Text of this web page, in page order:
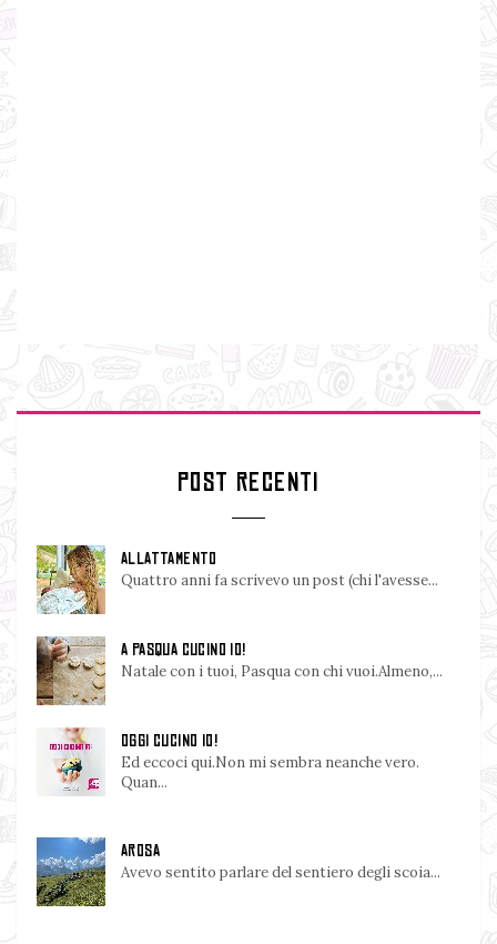
POST RECENTI
ALLATTAMENTO
Quattro anni fa scrivevo un post (chi l'avesse...
A PASQUA CUCINO IO!
Natale con i tuoi, Pasqua con chi vuoi.Almeno,...
OGGI CUCINO IO!
Ed eccoci qui.Non mi sembra neanche vero.
Quan...
AROSA
Avevo sentito parlare del sentiero degli scoia...